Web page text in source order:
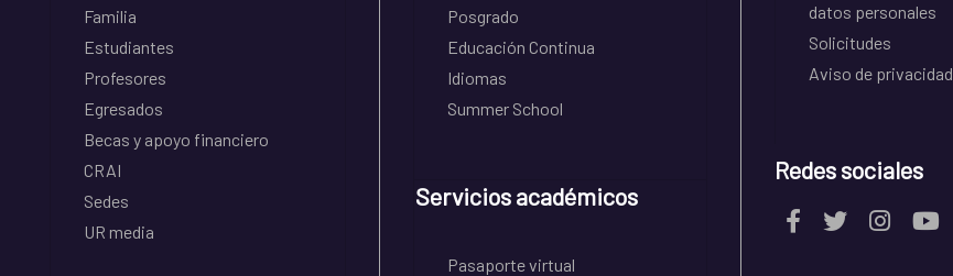
Familia
Estudiantes
Profesores
Egresados
Becas y apoyo financiero
CRAI
Sedes
UR media
Posgrado
Educación Continua
Idiomas
Summer School
Servicios académicos
Pasaporte virtual
datos personales
Solicitudes
Aviso de privacidad
Redes sociales